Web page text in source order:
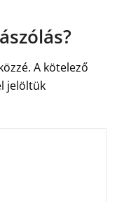
A kötelező
jelöltük